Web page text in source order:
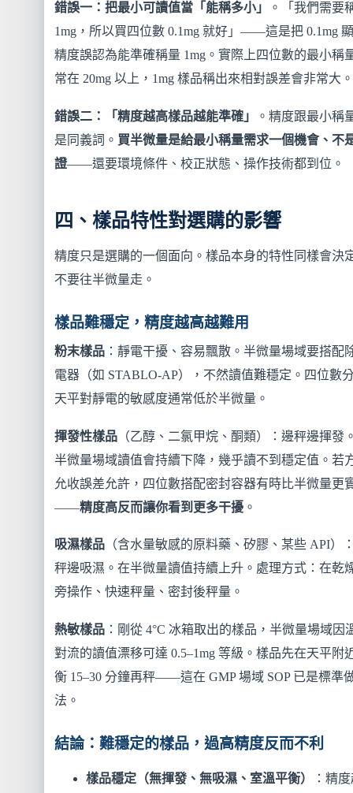
錯誤一：把最小可讀值當「能稱多小」
。「我們需要
1mg，所以買四位數 0.1mg 就好」——這是把 0.1mg
精度誤認為能準確稱量 1mg。實際上四位數的最小稱
常在 20mg 以上，1mg 樣品稱出來相對誤差會非常大。
錯誤二：「精度越高樣品越能準確」
。精度跟最小稱
是同義詞。 買半微量是給最小稱量需求一個機會、不
證——還要環境條件、校正狀態、操作技術都到位。
四、樣品特性對選購的影響
精度只是選購的一個面向。樣品本身的特性同樣會決
不要往半微量走。
樣品難穩定，精度越高越難用
粉末樣品：靜電干擾、容易飄散。半微量場域要搭配
電器（如 STABLO-AP），不然讀值難穩定。四位數
天平對靜電的敏感度通常低於半微量。
揮發性樣品（乙醇、二氯甲烷、酮類）：邊秤邊揮發
半微量場域讀值會持續下降，幾乎讀不到穩定值。若
允收誤差允許，四位數搭配密封容器有時比半微量更
——精度高反而讓你看到更多干擾。
吸濕樣品（含水量敏感的原料藥、矽膠、某些 API）
秤邊吸濕。在半微量讀值持續上升。處理方式：在乾
旁操作、快速秤量、密封後秤量。
熱敏樣品：剛從 4°C 冰箱取出的樣品，半微量場域因
對流的讀值漂移可達 0.5–1mg 等級。樣品先在天平附
衡 15–30 分鐘再秤——這在 GMP 場域 SOP 已是標準
法。
結論：難穩定的樣品，過高精度反而不利
樣品穩定（無揮發、無吸濕、室溫平衡） ：精